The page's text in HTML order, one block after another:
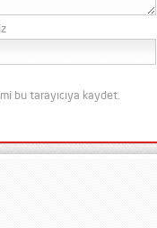
bu tarayıcıya kaydet.